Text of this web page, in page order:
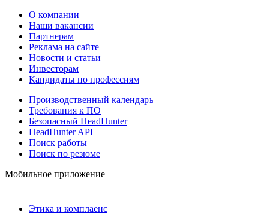
О компании
Наши вакансии
Партнерам
Реклама на сайте
Новости и статьи
Инвесторам
Кандидаты по профессиям
Производственный календарь
Требования к ПО
Безопасный HeadHunter
HeadHunter API
Поиск работы
Поиск по резюме
Мобильное приложение
Этика и комплаенс